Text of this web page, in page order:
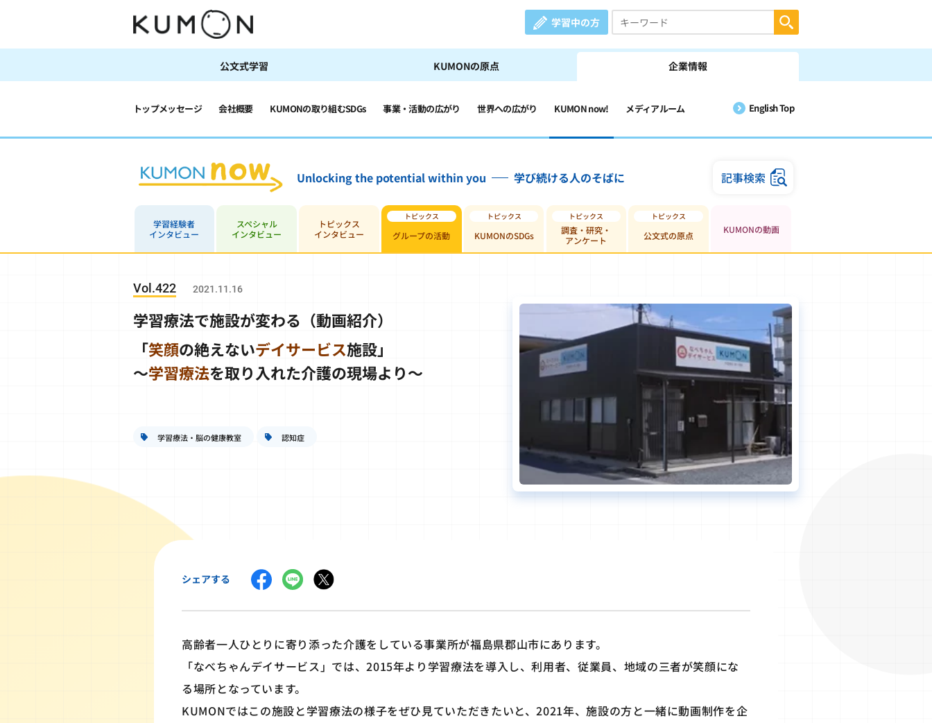
学習中の方
公文式学習 KUMONの原点 企業情報
トップメッセージ 会社概要 KUMONの取り組むSDGs 事業・活動の広がり 世界への広がり KUMON now! メディアルーム English Top
Unlocking the potential within you 学び続ける人のそばに 記事検索
学習経験者
インタビュー
スペシャル
インタビュー
トピックス
インタビュー
グループの活動 KUMONのSDGs
調査・研究・
アンケート
公文式の原点
KUMONの動画
Vol.422 2021.11.16
学習療法で施設が変わる（動画紹介）
「笑顔の絶えないデイサービス施設」
～学習療法を取り入れた介護の現場より～
学習療法・脳の健康教室 認知症
シェアする
高齢者一人ひとりに寄り添った介護をしている事業所が福島県郡山市にあります。
「なべちゃんデイサービス」では、2015年より学習療法を導入し、利用者、従業員、地域の三者が笑顔にな
る場所となっています。
KUMONではこの施設と学習療法の様子をぜひ見ていただきたいと、2021年、施設の方と一緒に動画制作を企